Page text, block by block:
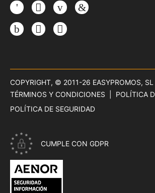
Facebook
TwitterYoutubeLinkedIn
Instagram
TikTokThreads
COPYRIGHT, © 2011-26 EASYPROMOS, SL
TÉRMINOS Y CONDICIONES
POLÍTICA
POLÍTICA DE SEGURIDAD
CUMPLE CON GDPR
CERTIFICADO ISO 27001 - SEGURIDAD